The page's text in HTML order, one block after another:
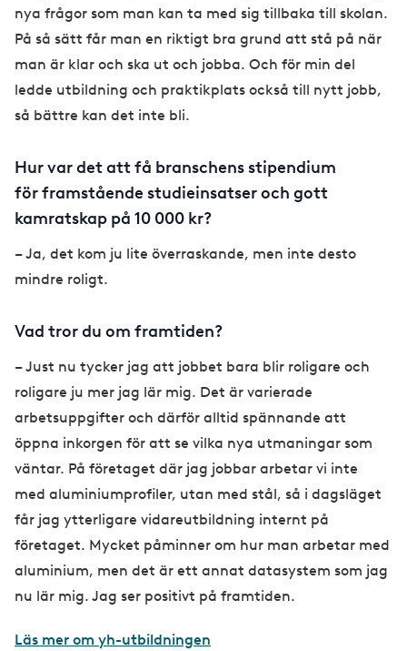
nya frågor som man kan ta med sig tillbaka till skolan.
På så sätt får man en riktigt bra grund att stå på när
man är klar och ska ut och jobba. Och för min del
ledde utbildning och praktikplats också till nytt jobb,
så bättre kan det inte bli.
Hur var det att få branschens stipendium
för framstående studieinsatser och gott
kamratskap på 10 000 kr?
– Ja, det kom ju lite överraskande, men inte desto
mindre roligt.
Vad tror du om framtiden?
– Just nu tycker jag att jobbet bara blir roligare och
roligare ju mer jag lär mig. Det är varierade
arbetsuppgifter och därför alltid spännande att
öppna inkorgen för att se vilka nya utmaningar som
väntar. På företaget där jag jobbar arbetar vi inte
med aluminiumprofiler, utan med stål, så i dagsläget
får jag ytterligare vidareutbildning internt på
företaget. Mycket påminner om hur man arbetar med
aluminium, men det är ett annat datasystem som jag
nu lär mig. Jag ser positivt på framtiden.
Läs mer om yh-utbildningen